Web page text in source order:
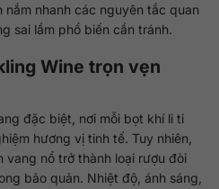
nhanh các nguyên tắc quan
sai lầm phổ biến cần tránh.
Wine trọn vẹn
đặc biệt, nơi mỗi bọt khí li ti
hương vị tinh tế. Tuy nhiên,
vang nổ trở thành loại rượu đòi
bảo quản. Nhiệt độ, ánh sáng,